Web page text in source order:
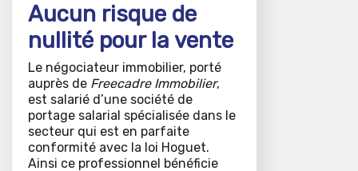
Aucun risque de
nullité pour la vente
Le négociateur immobilier, porté
auprès de Freecadre Immobilier,
est salarié d’une société de
portage salarial spécialisée dans le
secteur qui est en parfaite
conformité avec la loi Hoguet.
Ainsi ce professionnel bénéficie